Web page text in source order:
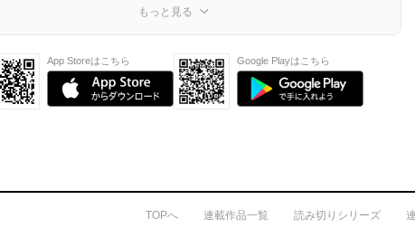
もっと見る
App Storeはこちら Google Playはこちら
TOPへ 連載作品一覧 読み切りシリーズ